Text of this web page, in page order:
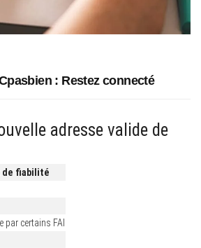
: Restez connecté
adresse valide de
fiabilité
par certains FAI